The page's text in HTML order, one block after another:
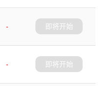
-
即将开始
-
即将开始